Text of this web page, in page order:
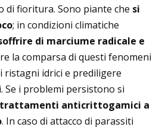
di fioritura. Sono piante che si
; in condizioni climatiche
di marciume radicale e
la comparsa di questi fenomeni
ristagni idrici e prediligere
Se i problemi persistono si
trattamenti anticrittogamici a
. In caso di attacco di parassiti